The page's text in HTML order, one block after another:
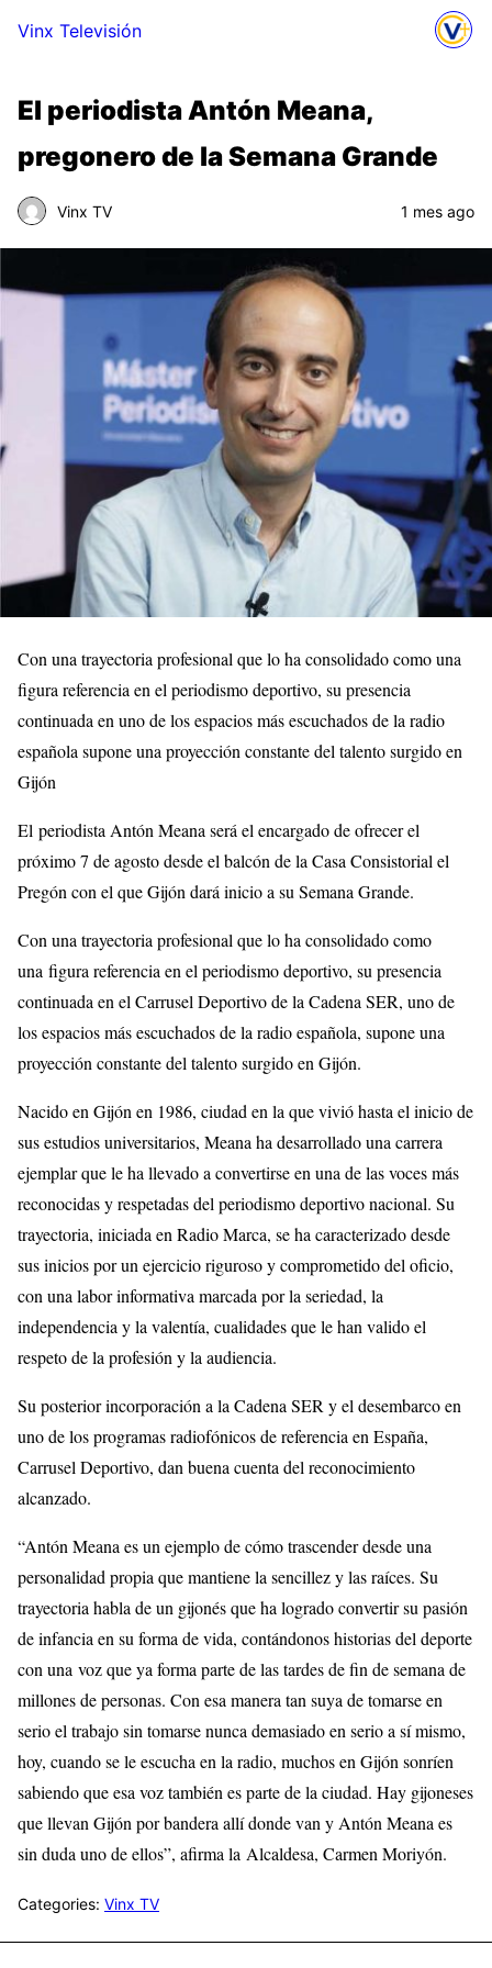
Vinx Televisión
El periodista Antón Meana,
pregonero de la Semana Grande
Vinx TV 1 mes ago
Con una trayectoria profesional que lo ha consolidado como una
figura referencia en el periodismo deportivo, su presencia
continuada en uno de los espacios más escuchados de la radio
española supone una proyección constante del talento surgido en
Gijón
El periodista Antón Meana será el encargado de ofrecer el
próximo 7 de agosto desde el balcón de la Casa Consistorial el
Pregón con el que Gijón dará inicio a su Semana Grande.
Con una trayectoria profesional que lo ha consolidado como
una figura referencia en el periodismo deportivo, su presencia
continuada en el Carrusel Deportivo de la Cadena SER, uno de
los espacios más escuchados de la radio española, supone una
proyección constante del talento surgido en Gijón.
Nacido en Gijón en 1986, ciudad en la que vivió hasta el inicio de
sus estudios universitarios, Meana ha desarrollado una carrera
ejemplar que le ha llevado a convertirse en una de las voces más
reconocidas y respetadas del periodismo deportivo nacional. Su
trayectoria, iniciada en Radio Marca, se ha caracterizado desde
sus inicios por un ejercicio riguroso y comprometido del oficio,
con una labor informativa marcada por la seriedad, la
independencia y la valentía, cualidades que le han valido el
respeto de la profesión y la audiencia.
Su posterior incorporación a la Cadena SER y el desembarco en
uno de los programas radiofónicos de referencia en España,
Carrusel Deportivo, dan buena cuenta del reconocimiento
alcanzado.
“Antón Meana es un ejemplo de cómo trascender desde una
personalidad propia que mantiene la sencillez y las raíces. Su
trayectoria habla de un gijonés que ha logrado convertir su pasión
de infancia en su forma de vida, contándonos historias del deporte
con una voz que ya forma parte de las tardes de fin de semana de
millones de personas. Con esa manera tan suya de tomarse en
serio el trabajo sin tomarse nunca demasiado en serio a sí mismo,
hoy, cuando se le escucha en la radio, muchos en Gijón sonríen
sabiendo que esa voz también es parte de la ciudad. Hay gijoneses
que llevan Gijón por bandera allí donde van y Antón Meana es
sin duda uno de ellos”, afirma la Alcaldesa, Carmen Moriyón.
Categories: Vinx TV